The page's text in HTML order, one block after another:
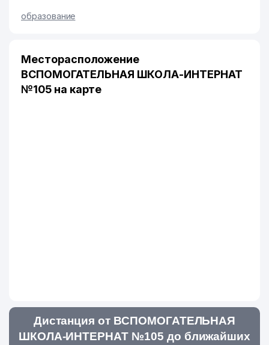
образование
Месторасположение
ВСПОМОГАТЕЛЬНАЯ ШКОЛА-ИНТЕРНАТ
№105 на карте
Дистанция от ВСПОМОГАТЕЛЬНАЯ
ШКОЛА-ИНТЕРНАТ №105 до ближайших